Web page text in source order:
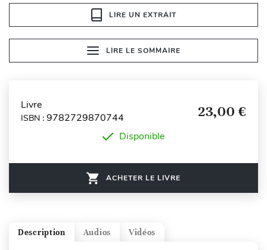
LIRE UN EXTRAIT
LIRE LE SOMMAIRE
Livre
ISBN : 9782729870744 23,00 €
Disponible
ACHETER LE LIVRE
Vidéos
Audios
Description